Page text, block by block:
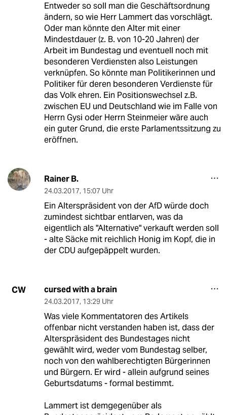
Entweder so soll man die Geschäftsordnung
ändern, so wie Herr Lammert das vorschlägt.
Oder man könnte den Alter mit einer
Mindestdauer (z. B. von 10-20 Jahren) der
Arbeit im Bundestag und eventuell noch mit
besonderen Verdiensten also Leistungen
verknüpfen. So könnte man Politikerinnen und
Politiker für deren besonderen Verdienste für
das Volk ehren. Ein Positionswechsel z.B.
zwischen EU und Deutschland wie im Falle von
Herrn Gysi oder Herrn Steinmeier wäre auch
ein guter Grund, die erste Parlamentssitzung zu
eröffnen.
Rainer B.
24.03.2017, 15:07 Uhr
Ein Alterspräsident von der AfD würde doch
zumindest sichtbar entlarven, was da
eigentlich als "Alternative" verkauft werden soll
- alte Säcke mit reichlich Honig im Kopf, die in
der CDU aufgepäppelt wurden.
CW cursed with a brain
24.03.2017, 13:29 Uhr
Was viele Kommentatoren des Artikels
offenbar nicht verstanden haben ist, dass der
Alterspräsident des Bundestages nicht
gewählt wird, weder vom Bundestag selber,
noch von den wahlberechtigten Bürgerinnen
und Bürgern. Er wird - allein aufgrund seines
Geburtsdatums - formal bestimmt.
Lammert ist demgegenüber als